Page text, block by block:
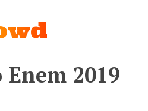
Enem 2019